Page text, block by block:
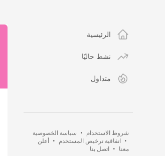
الرئيسية
نشط حاليًا
متداول
شروط الاستخدام • سياسة الخصوصية
• اتفاقية ترخيص المستخدم • أعلن
معنا • اتصل بنا